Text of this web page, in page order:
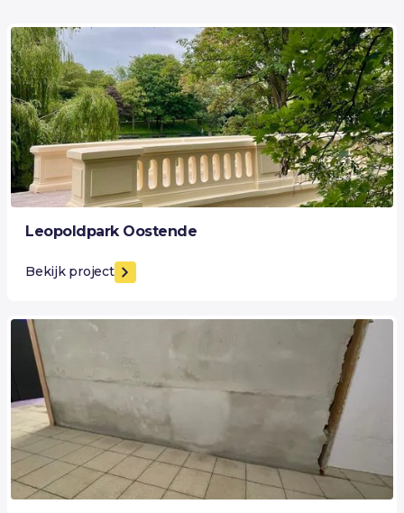
Leopoldpark Oostende
Bekijk project